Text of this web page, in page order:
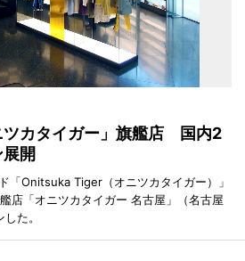
ツカタイガー」旗艦店 国内2
開
「Onitsuka Tiger（オニツカタイガー）」
店「オニツカタイガー 名古屋」（名古屋
た。